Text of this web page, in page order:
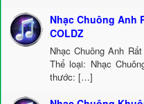
Nhạc Chuông Anh
COLDZ
Nhạc Chuông Anh
Thể loại: Nhạc
thước: […]